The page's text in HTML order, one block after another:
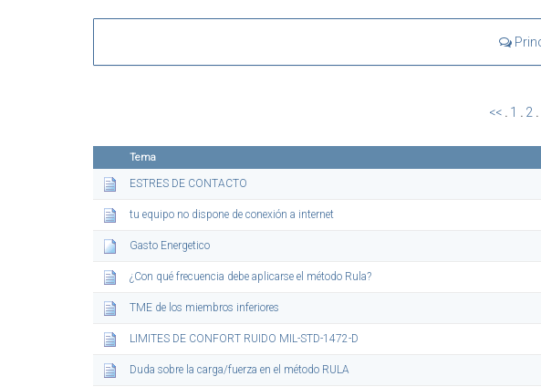
<<. 1 . 2 .
Tema
ESTRES DE CONTACTO
tu equipo no dispone de conexión a internet
Gasto Energetico
¿Con qué frecuencia debe aplicarse el método Rula?
TME de los miembros inferiores
LIMITES DE CONFORT RUIDO MIL-STD-1472-D
Duda sobre la carga/fuerza en el método RULA